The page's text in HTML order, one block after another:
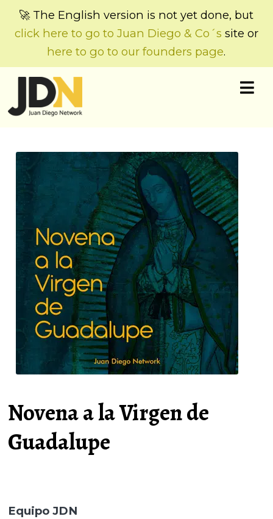
🚀 The English version is not yet done, but
click here to go to Juan Diego & Co´s site or
here to go to our founders page.
Novena a la Virgen de
Guadalupe
Equipo JDN